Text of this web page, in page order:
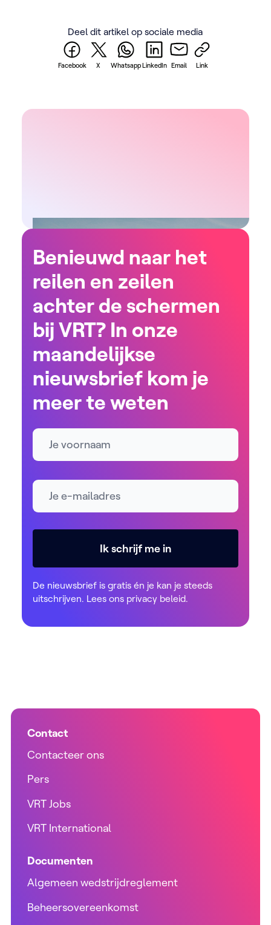
Deel dit artikel op sociale media
Facebook X WhatsappLinkedIn Email Link
Benieuwd naar het
reilen en zeilen
achter de schermen
bij VRT? In onze
maandelijkse
nieuwsbrief kom je
meer te weten
Naam
E-mailadres *
Ik schrijf me in
De nieuwsbrief is gratis én je kan je steeds
uitschrijven. Lees ons privacy beleid.
Contact
Contacteer ons
Pers
VRT Jobs
VRT International
Documenten
Algemeen wedstrijdreglement
Beheersovereenkomst